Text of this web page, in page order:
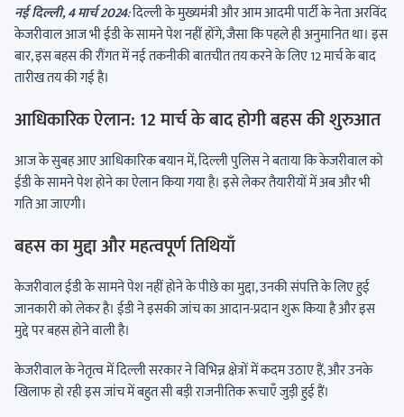
नई दिल्ली, 4 मार्च 2024:दिल्ली के मुख्यमंत्री और आम आदमी पार्टी के नेता अरविंद
केजरीवाल आज भी ईडी के सामने पेश नहीं होंगे, जैसा कि पहले ही अनुमानित था। इस
बार, इस बहस की रौंगत में नई तकनीकी बातचीत तय करने के लिए 12 मार्च के बाद
तारीख तय की गई है।
आधिकारिक ऐलान: 12 मार्च के बाद होगी बहस की शुरुआत
आज के सुबह आए आधिकारिक बयान में, दिल्ली पुलिस ने बताया कि केजरीवाल को
ईडी के सामने पेश होने का ऐलान किया गया है। इसे लेकर तैयारीयों में अब और भी
गति आ जाएगी।
बहस का मुद्दा और महत्वपूर्ण तिथियाँ
केजरीवाल ईडी के सामने पेश नहीं होने के पीछे का मुद्दा, उनकी संपत्ति के लिए हुई
जानकारी को लेकर है। ईडी ने इसकी जांच का आदान-प्रदान शुरू किया है और इस
मुद्दे पर बहस होने वाली है।
केजरीवाल के नेतृत्व में दिल्ली सरकार ने विभिन्न क्षेत्रों में कदम उठाए हैं, और उनके
खिलाफ हो रही इस जांच में बहुत सी बड़ी राजनीतिक रूचाएँ जुड़ी हुई हैं।